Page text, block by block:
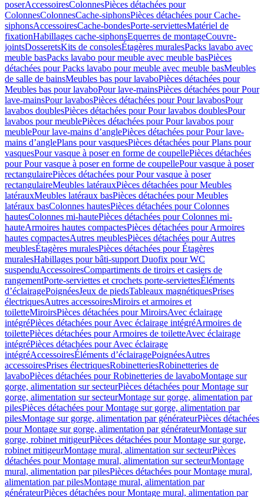
poserAccessoiresColonnesPièces détachées pour
ColonnesColonnesCache-siphonsPièces détachées pour Cache-
siphonsAccessoiresCache-bondesPorte-serviettesMatériel de
fixationHabillages cache-siphonsEquerres de montageCouvre-
jointsDosseretsKits de consolesÉtagères muralesPacks lavabo avec
meuble basPacks lavabo pour meuble avec meuble basPièces
détachées pour Packs lavabo pour meuble avec meuble basMeubles
de salle de bainsMeubles bas pour lavaboPièces détachées pour
Meubles bas pour lavaboPour lave-mainsPièces détachées pour Pour
lave-mainsPour lavabosPièces détachées pour Pour lavabosPour
lavabos doublesPièces détachées pour Pour lavabos doublesPour
lavabos pour meublePièces détachées pour Pour lavabos pour
meublePour lave-mains d’anglePièces détachées pour Pour lave-
mains d’anglePlans pour vasquesPièces détachées pour Plans pour
vasquesPour vasque à poser en forme de coupellePièces détachées
pour Pour vasque à poser en forme de coupellePour vasque à poser
rectangulairePièces détachées pour Pour vasque à poser
rectangulaireMeubles latérauxPièces détachées pour Meubles
latérauxMeubles latéraux basPièces détachées pour Meubles
latéraux basColonnes hautesPièces détachées pour Colonnes
hautesColonnes mi-hautePièces détachées pour Colonnes mi-
hauteArmoires hautes compactesPièces détachées pour Armoires
hautes compactesAutres meublesPièces détachées pour Autres
meublesÉtagères muralesPièces détachées pour Étagères
muralesHabillages pour bâti-support Duofix pour WC
suspenduAccessoiresCompartiments de tiroirs et casiers de
rangementPorte-serviettes et crochets porte-serviettesÉléments
d’éclairagePoignéesJeux de piedsTableaux magnétiquesPrises
électriquesAutres accessoiresMiroirs et armoires et
toiletteMiroirsPièces détachées pour MiroirsAvec éclairage
intégréPièces détachées pour Avec éclairage intégréArmoires de
toilettePièces détachées pour Armoires de toiletteAvec éclairage
intégréPièces détachées pour Avec éclairage
intégréAccessoiresÉléments d’éclairagePoignéesAutres
accessoiresPrises électriquesRobinetteriesRobinetteries de
lavaboPièces détachées pour Robinetteries de lavaboMontage sur
gorge, alimentation sur secteurPièces détachées pour Montage sur
gorge, alimentation sur secteurMontage sur gorge, alimentation par
pilesPièces détachées pour Montage sur gorge, alimentation par
pilesMontage sur gorge, alimentation par générateurPièces détachées
pour Montage sur gorge, alimentation par générateurMontage sur
gorge, robinet mitigeurPièces détachées pour Montage sur gorge,
robinet mitigeurMontage mural, alimentation sur secteurPièces
détachées pour Montage mural, alimentation sur secteurMontage
mural, alimentation par pilesPièces détachées pour Montage mural,
alimentation par pilesMontage mural, alimentation par
générateurPièces détachées pour Montage mural, alimentation par